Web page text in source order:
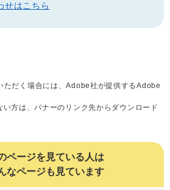
せはこちら
ただく場合には、Adobe社が提供するAdobe
方は、バナーのリンク先からダウンロード
ページを見ている人は
なページも見ています